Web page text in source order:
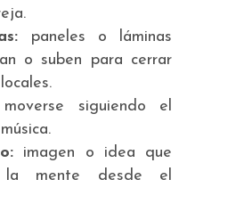
paneles o láminas
o suben para cerrar
siguiendo el
imagen o idea que
mente desde el